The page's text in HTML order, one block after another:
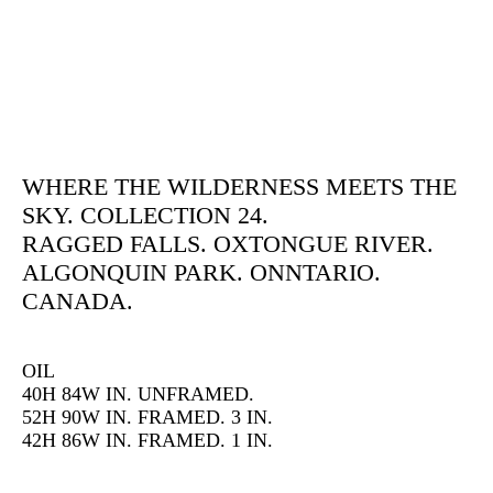
WHERE THE WILDERNESS MEETS THE
SKY. COLLECTION 24.
RAGGED FALLS. OXTONGUE RIVER.
ALGONQUIN PARK. ONNTARIO.
CANADA.
OIL
40H 84W IN. UNFRAMED.
52H 90W IN. FRAMED. 3 IN.
42H 86W IN. FRAMED. 1 IN.